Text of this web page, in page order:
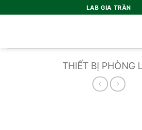
qua
LAB GIA TRẦN
THIẾT BỊ PHÒNG